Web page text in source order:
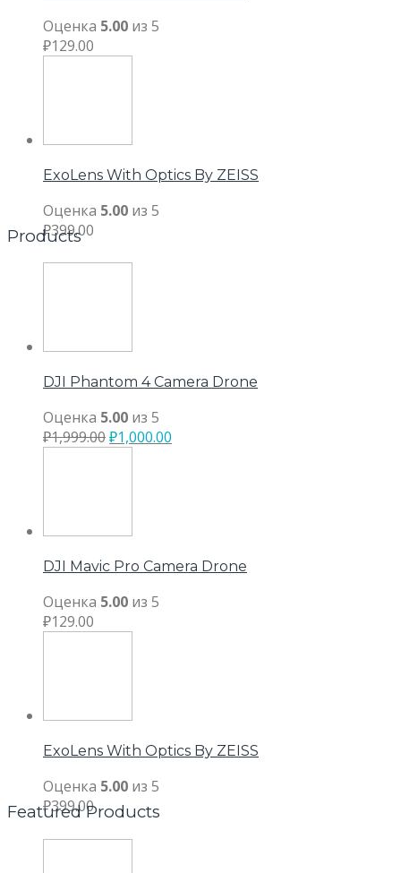
Оценка 5.00 из 5
₽129.00
ExoLens With Optics By ZEISS
Оценка 5.00 из 5
₽399.00
Products
DJI Phantom 4 Camera Drone
Оценка 5.00 из 5
₽1,999.00₽1,000.00
DJI Mavic Pro Camera Drone
Оценка 5.00 из 5
₽129.00
ExoLens With Optics By ZEISS
Оценка 5.00 из 5
₽399.00
Featured Products